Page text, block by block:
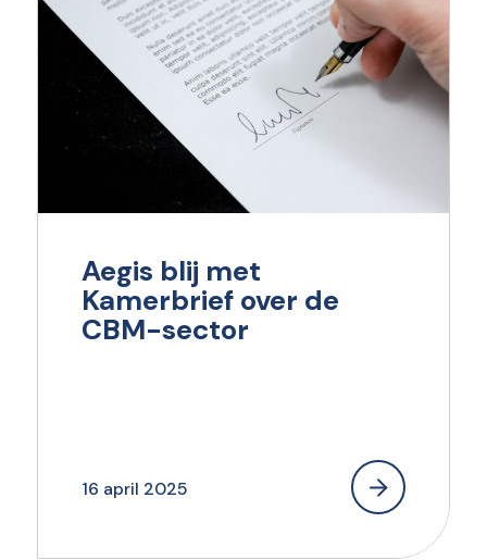
Aegis blij met
Kamerbrief over de
CBM-sector
16 april 2025